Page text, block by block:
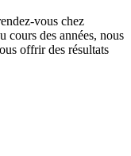
vous chez
cours des années, nous
offrir des résultats